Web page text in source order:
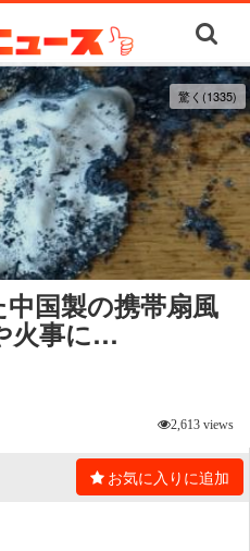
驚く(1335)
国製の携帯扇風
火事に…
2,613 views
お気に入りに追加